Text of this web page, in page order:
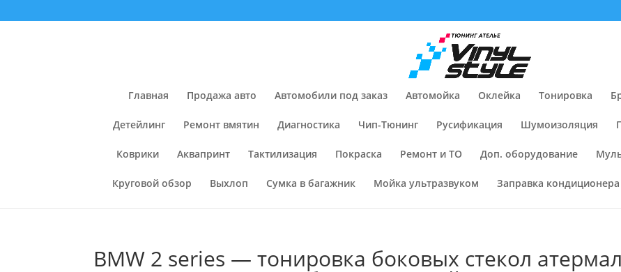
Главная Продажа авто Автомобили под заказ Автомойка Оклейка Тонировка
Детейлинг Ремонт вмятин Диагностика Чип-Тюнинг Русификация Шумоизоляция
Коврики Аквапринт Тактилизация Покраска Ремонт и ТО Доп. оборудование
Круговой обзор Выхлоп Сумка в багажник Мойка ультразвуком Заправка кондиционера
BMW 2 series — тонировка боковых стекол